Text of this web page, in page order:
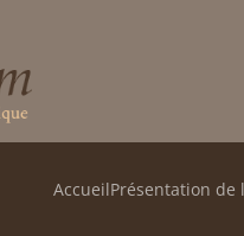
AccueilPrésentation de